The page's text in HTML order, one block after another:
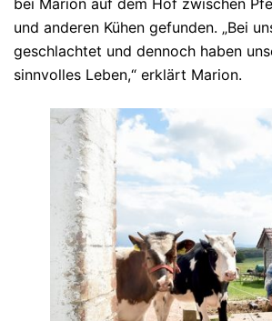
und anderen Kühen gefunden. „Bei
geschlachtet und dennoch haben
sinnvolles Leben,“ erklärt Marion.